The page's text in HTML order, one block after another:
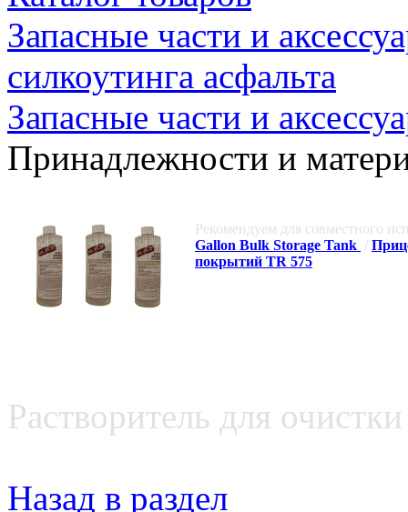
Запасные части и
силкоутинга асфальта
Запасные части и
Принадлежности и
Рекомендуем для совместного
Gallon Bulk Storage Tank /
покрытий TR 575
Растворитель для
Назад в раздел